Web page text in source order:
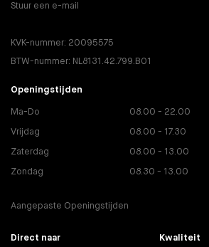
Stuur een e-mail
KVK-nummer: 20095575
BTW-nummer: NL8131.42.799.B01
Openingstijden
Ma-Do 08.00 - 22.00
Vrijdag 08.00 - 17.30
Zaterdag 08.00 - 13.00
Zondag 08.30 - 13.00
Aangepaste Openingstijden
Direct naar Kwaliteit